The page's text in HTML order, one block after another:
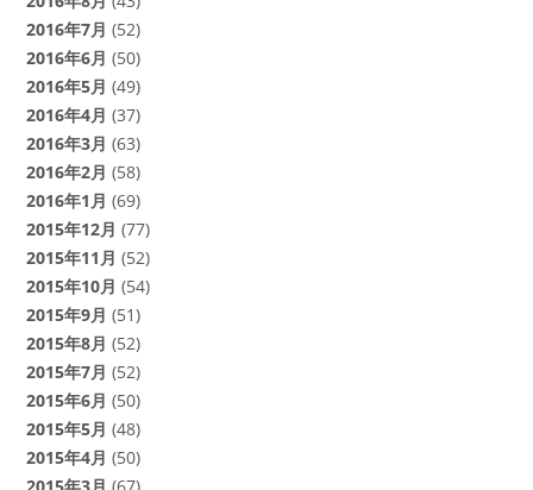
2016年7月 (52)
2016年6月 (50)
2016年5月 (49)
2016年4月 (37)
2016年3月 (63)
2016年2月 (58)
2016年1月 (69)
2015年12月 (77)
2015年11月 (52)
2015年10月 (54)
2015年9月 (51)
2015年8月 (52)
2015年7月 (52)
2015年6月 (50)
2015年5月 (48)
2015年4月 (50)